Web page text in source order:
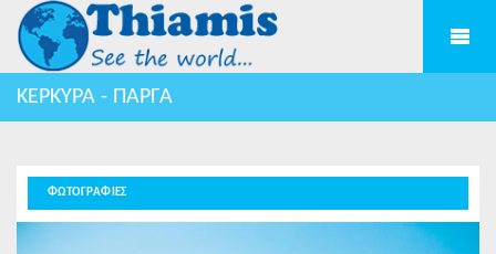
ΚΕΡΚΥΡΑ - ΠΑΡΓΑ
ΦΩΤΟΓΡΑΦΙΕΣ